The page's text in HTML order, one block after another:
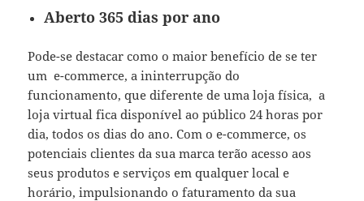
Aberto 365 dias por ano
Pode-se destacar como o maior benefício de se ter
um e-commerce, a ininterrupção do
funcionamento, que diferente de uma loja física, a
loja virtual fica disponível ao público 24 horas por
dia, todos os dias do ano. Com o e-commerce, os
potenciais clientes da sua marca terão acesso aos
seus produtos e serviços em qualquer local e
horário, impulsionando o faturamento da sua